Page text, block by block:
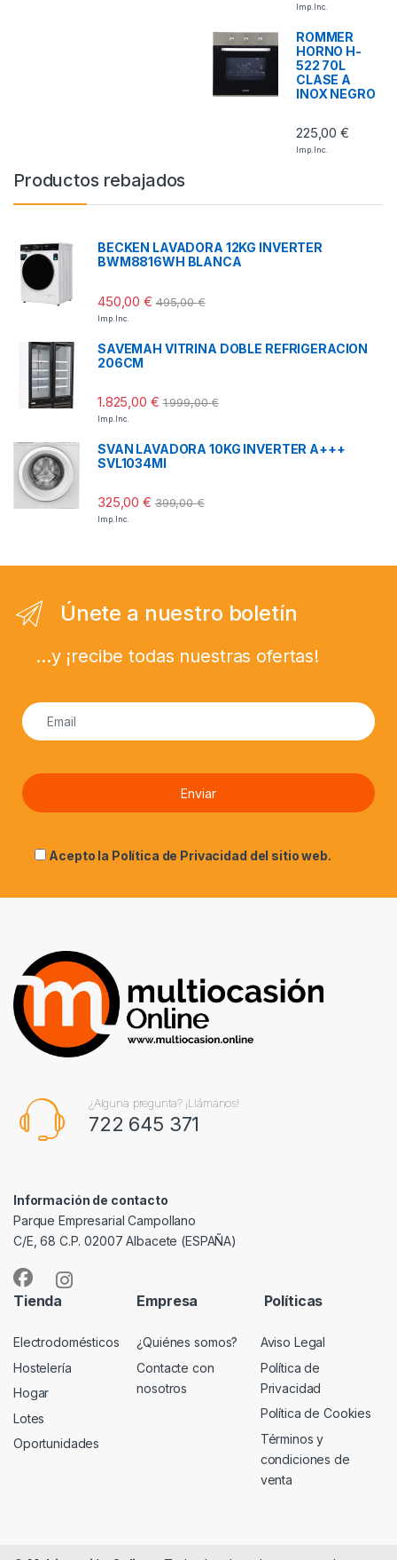
Imp. Inc.
ROMMER
HORNO H-
522 70L
CLASE A
INOX NEGRO
225,00€
Imp. Inc.
Productos rebajados
BECKEN LAVADORA 12KG INVERTER
BWM8816WH BLANCA
450,00€ 495,00€
Imp. Inc.
SAVEMAH VITRINA DOBLE REFRIGERACION
206CM
1.825,00 € 1.999,00€
Imp. Inc.
SVAN LAVADORA 10KG INVERTER A+++
SVL1034MI
325,00€ 399,00€
Imp. Inc.
Únete a nuestro boletín
...y ¡recibe todas nuestras ofertas!
Acepto la Política de Privacidad del sitio web.
¿Alguna pregunta? ¡Llámanos!
722 645 371
Información de contacto
Parque Empresarial Campollano
C/E, 68 C.P. 02007 Albacete (ESPAÑA)
Tienda
Electrodomésticos
Hostelería
Hogar
Lotes
Oportunidades
Empresa
¿Quiénes somos?
Contacte con
nosotros
Políticas
Aviso Legal
Política de
Privacidad
Política de Cookies
Términos y
condiciones de
venta